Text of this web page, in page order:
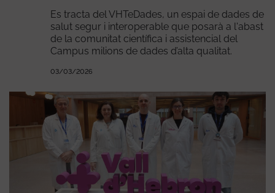
Es tracta del VHTeDades, un espai de dades de
salut segur i interoperable que posarà a l'abast
de la comunitat científica i assistencial del
Campus milions de dades d’alta qualitat.
03/03/2026